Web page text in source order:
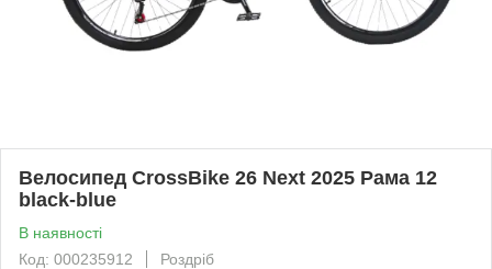
Велосипед CrossBike 26 Next 2025 Рама 12
black-blue
В наявності
Код: 000235912
Роздріб